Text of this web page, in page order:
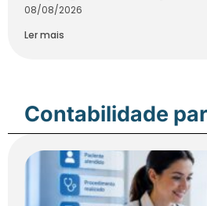
08/08/2026
Ler mais
Contabilidade